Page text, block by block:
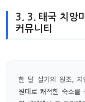
3. 3. 태국 치앙
커뮤니티
한 달 살기의 원조, 치
원대로 쾌적한 숙소를